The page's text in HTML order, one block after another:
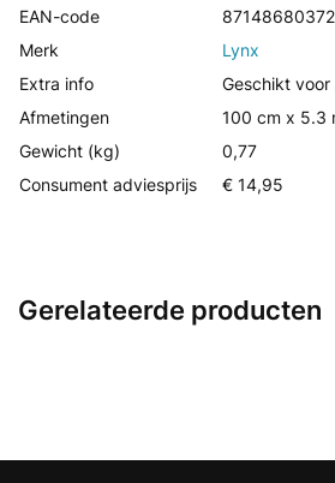
EAN-code
Merk
Lynx
Extra info
Geschikt voor
Afmetingen
100 cm x 5.3
Gewicht (kg)
0,77
Consument adviesprijs
€ 14,95
Gerelateerde producten